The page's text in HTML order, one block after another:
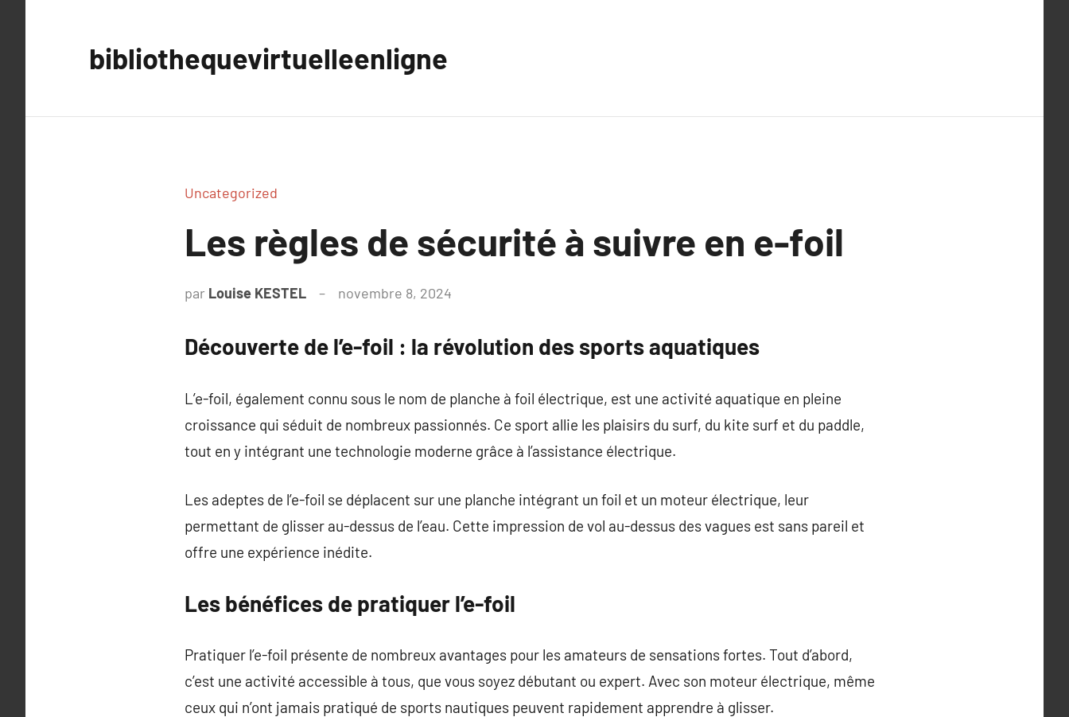
bibliothequevirtuelleenligne
Uncategorized
Les règles de sécurité à suivre en e-foil
par Louise KESTEL novembre 8, 2024
Découverte de l’e-foil : la révolution des sports aquatiques
L’e-foil, également connu sous le nom de planche à foil électrique, est une activité aquatique en pleine
croissance qui séduit de nombreux passionnés. Ce sport allie les plaisirs du surf, du kite surf et du paddle,
tout en y intégrant une technologie moderne grâce à l’assistance électrique.
Les adeptes de l’e-foil se déplacent sur une planche intégrant un foil et un moteur électrique, leur
permettant de glisser au-dessus de l’eau. Cette impression de vol au-dessus des vagues est sans pareil et
offre une expérience inédite.
Les bénéfices de pratiquer l’e-foil
Pratiquer l’e-foil présente de nombreux avantages pour les amateurs de sensations fortes. Tout d’abord,
c’est une activité accessible à tous, que vous soyez débutant ou expert. Avec son moteur électrique, même
ceux qui n’ont jamais pratiqué de sports nautiques peuvent rapidement apprendre à glisser.